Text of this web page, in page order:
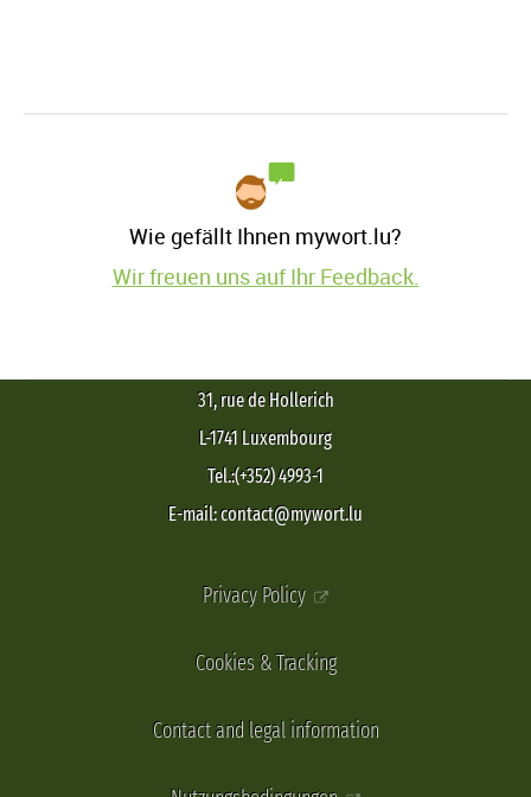
Wie gefällt Ihnen mywort.lu?
Wir freuen uns auf Ihr Feedback.
31, rue de Hollerich
L-1741 Luxembourg
Tel.:(+352) 4993-1
E-mail: contact@mywort.lu
Privacy Policy
Cookies & Tracking
Contact and legal information